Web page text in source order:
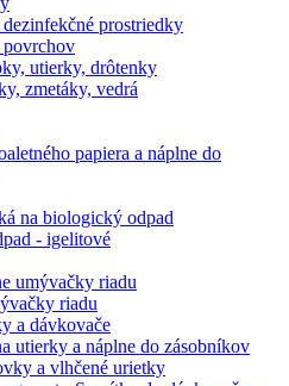
prostriedky
povrchov
utierky, drôtenky
zmetáky, vedrá
papiera a náplne do
na biologický odpad
- igelitové
umývačky riadu
riadu
a dávkovače
utierky a náplne do zásobníkov
a vlhčené urietky